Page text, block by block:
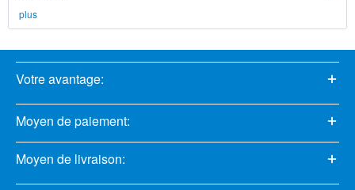
plus
Votre avantage:
Moyen de paiement:
Moyen de livraison: